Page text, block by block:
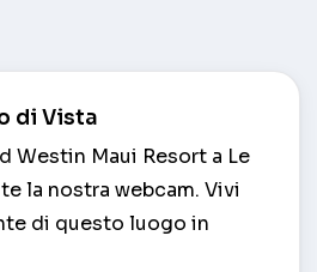
di Vista
Westin Maui Resort a Le
la nostra webcam. Vivi
di questo luogo in